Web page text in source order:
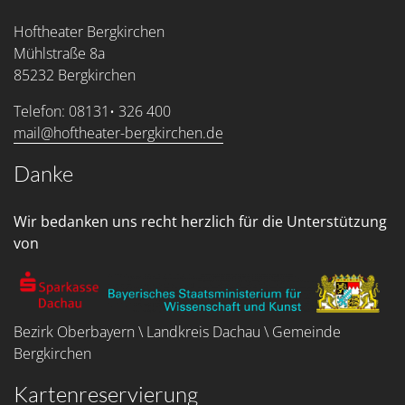
Hoftheater Bergkirchen
Mühlstraße 8a
85232 Bergkirchen
Telefon: 08131• 326 400
mail@hoftheater-bergkirchen.de
Danke
Wir bedanken uns recht herzlich für die Unterstützung
von
Bezirk Oberbayern \ Landkreis Dachau \ Gemeinde
Bergkirchen
Kartenreservierung